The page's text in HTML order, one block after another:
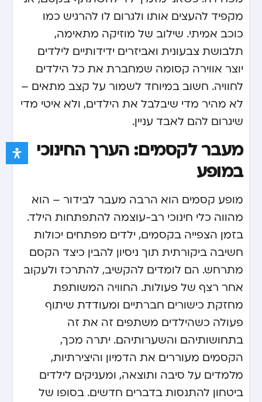
מקפיד להעצים אותו ולגרום לו להרגיש כמו
כוכב אמיתי. שילוב של מוזיקה מתאימה,
תלבושת צבעונית ואביזרים ידידותיים לילדים
יוצר אווירה קסומה שמחברת את כל הילדים
לחוויה. חשוב במיוחד לשמור על קצב מתאים –
לא מהיר מדי שיבלבל את הילדים, ולא איטי מדי
שיגרום להם לאבד עניין.
מעבר לקסמים: הערך החינוכי
במופע
מופע קסמים הוא הרבה מעבר לבידור – הוא
מהווה כלי חינוכי רב-עוצמה להתפתחות הילד.
בזמן הצפייה בקסמים, ילדים מפתחים יכולות
חשיבה ביקורתית תוך ניסיון להבין כיצד הקסם
מתרחש. הם לומדים להקשיב, להתרכז ולעקוב
אחר רצף של פעולות. החוויה המשותפת
מחזקת כישורים חברתיים ומעודדת שיתוף
פעולה כשהילדים משתפים זה את זה
בתחושותיהם והשערותיהם. יתרה מכך,
הקסמים מעוררים את הדמיון והיצירתיות,
מלמדים על סיבה ותוצאה, ומעניקים לילדים
ביטחון להתנסות בדברים חדשים. בסופו של